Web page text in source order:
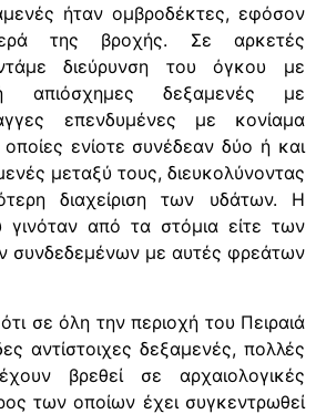
ήταν ομβροδέκτες, εφόσον
της βροχής. Σε αρκετές
διεύρυνση του όγκου με
απιόσχημες δεξαμενές με
επενδυμένες με κονίαμα
οποίες ενίοτε συνέδεαν δύο ή και
μεταξύ τους, διευκολύνοντας
διαχείριση των υδάτων. Η
γινόταν από τα στόμια είτε των
συνδεδεμένων με αυτές φρεάτων
σε όλη την περιοχή του Πειραιά
αντίστοιχες δεξαμενές, πολλές
βρεθεί σε αρχαιολογικές
των οποίων έχει συγκεντρωθεί